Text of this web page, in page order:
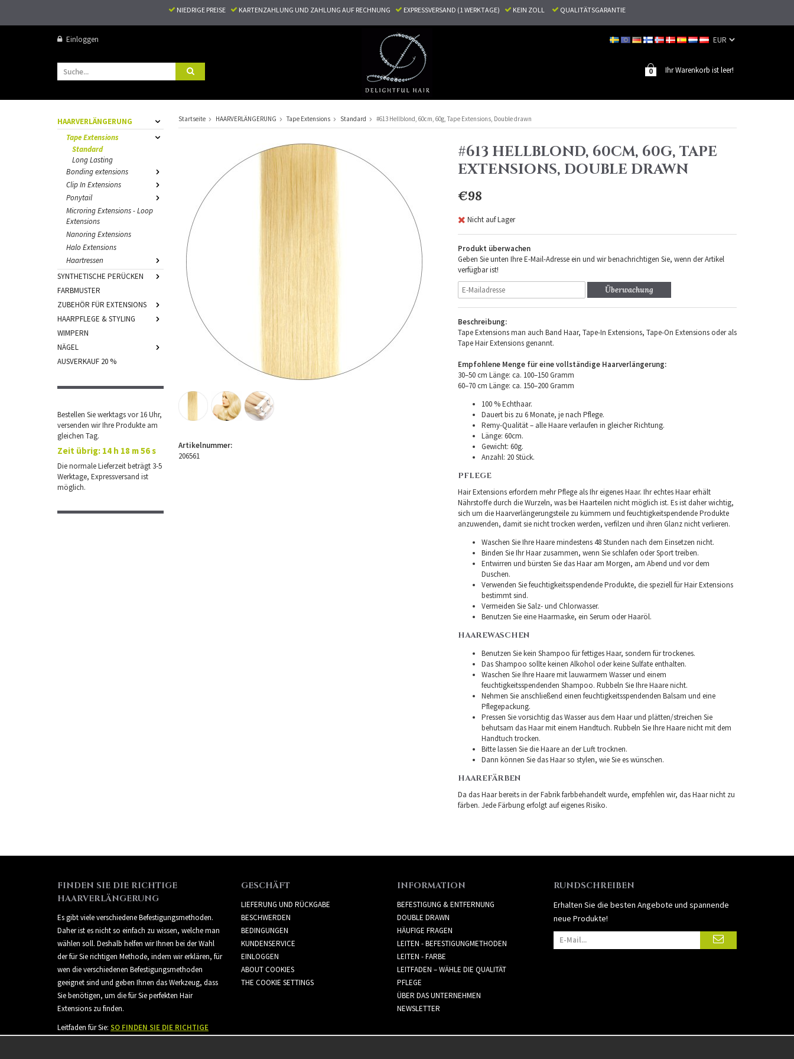
NIEDRIGE PREISE KARTENZAHLUNG UND ZAHLUNG AUF RECHNUNG EXPRESSVERSAND (1 WERKTAGE) KEIN ZOLL QUALITÄTSGARANTIE
Einloggen
Ihr Warenkorb ist leer!
0
HAARVERLÄNGERUNG
Tape Extensions
Standard
Long Lasting
Bonding extensions
Clip In Extensions
Ponytail
Microring Extensions - Loop
Extensions
Nanoring Extensions
Halo Extensions
Haartressen
SYNTHETISCHE PERÜCKEN
FARBMUSTER
ZUBEHÖR FÜR EXTENSIONS
HAARPFLEGE & STYLING
WIMPERN
NÄGEL
AUSVERKAUF 20 %
Bestellen Sie werktags vor 16 Uhr,
versenden wir Ihre Produkte am
gleichen Tag.
Zeit übrig: 14 h 18 m 56 s
Die normale Lieferzeit beträgt 3-5
Werktage, Expressversand ist
möglich.
Startseite HAARVERLÄNGERUNG Tape Extensions Standard #613 Hellblond, 60cm, 60g, Tape Extensions, Double drawn
#613 HELLBLOND, 60CM, 60G, TAPE
EXTENSIONS, DOUBLE DRAWN
€98
Nicht auf Lager
Produkt überwachen
Geben Sie unten Ihre E-Mail-Adresse ein und wir benachrichtigen Sie, wenn der Artikel
verfügbar ist!
Überwachung
Beschreibung:
Tape Extensions man auch Band Haar, Tape-In Extensions, Tape-On Extensions oder als
Tape Hair Extensions genannt.
Empfohlene Menge für eine vollständige Haarverlängerung:
30–50 cm Länge: ca. 100–150 Gramm
60–70 cm Länge: ca. 150–200 Gramm
100 % Echthaar.
Dauert bis zu 6 Monate, je nach Pflege.
Remy-Qualität – alle Haare verlaufen in gleicher Richtung.
Länge: 60cm.
Gewicht: 60g.
Anzahl: 20 Stück.
PFLEGE
Hair Extensions erfordern mehr Pflege als Ihr eigenes Haar. Ihr echtes Haar erhält
Nährstoffe durch die Wurzeln, was bei Haarteilen nicht möglich ist. Es ist daher wichtig,
sich um die Haarverlängerungsteile zu kümmern und feuchtigkeitspendende Produkte
anzuwenden, damit sie nicht trocken werden, verfilzen und ihren Glanz nicht verlieren.
Waschen Sie Ihre Haare mindestens 48 Stunden nach dem Einsetzen nicht.
Binden Sie Ihr Haar zusammen, wenn Sie schlafen oder Sport treiben.
Entwirren und bürsten Sie das Haar am Morgen, am Abend und vor dem
Duschen.
Verwenden Sie feuchtigkeitsspendende Produkte, die speziell für Hair Extensions
bestimmt sind.
Vermeiden Sie Salz- und Chlorwasser.
Benutzen Sie eine Haarmaske, ein Serum oder Haaröl.
HAAREWASCHEN
Benutzen Sie kein Shampoo für fettiges Haar, sondern für trockenes.
Das Shampoo sollte keinen Alkohol oder keine Sulfate enthalten.
Waschen Sie Ihre Haare mit lauwarmem Wasser und einem
feuchtigkeitsspendenden Shampoo. Rubbeln Sie Ihre Haare nicht.
Nehmen Sie anschließend einen feuchtigkeitsspendenden Balsam und eine
Pflegepackung.
Pressen Sie vorsichtig das Wasser aus dem Haar und plätten/streichen Sie
behutsam das Haar mit einem Handtuch. Rubbeln Sie Ihre Haare nicht mit dem
Handtuch trocken.
Bitte lassen Sie die Haare an der Luft trocknen.
Dann können Sie das Haar so stylen, wie Sie es wünschen.
HAAREFÄRBEN
Da das Haar bereits in der Fabrik farbbehandelt wurde, empfehlen wir, das Haar nicht zu
färben. Jede Färbung erfolgt auf eigenes Risiko.
Artikelnummer:
206561
FINDEN SIE DIE RICHTIGE
HAARVERLÄNGERUNG
Es gibt viele verschiedene Befestigungsmethoden.
Daher ist es nicht so einfach zu wissen, welche man
wählen soll. Deshalb helfen wir Ihnen bei der Wahl
der für Sie richtigen Methode, indem wir erklären, für
wen die verschiedenen Befestigungsmethoden
geeignet sind und geben Ihnen das Werkzeug, dass
Sie benötigen, um die für Sie perfekten Hair
Extensions zu finden.
Leitfaden für Sie: SO FINDEN SIE DIE RICHTIGE
GESCHÄFT
LIEFERUNG UND RÜCKGABE
BESCHWERDEN
BEDINGUNGEN
KUNDENSERVICE
EINLOGGEN
ABOUT COOKIES
THE COOKIE SETTINGS
INFORMATION
BEFESTIGUNG & ENTFERNUNG
DOUBLE DRAWN
HÄUFIGE FRAGEN
LEITEN - BEFESTIGUNGMETHODEN
LEITEN - FARBE
LEITFADEN – WÄHLE DIE QUALITÄT
PFLEGE
ÜBER DAS UNTERNEHMEN
NEWSLETTER
RUNDSCHREIBEN
Erhalten Sie die besten Angebote und spannende
neue Produkte!